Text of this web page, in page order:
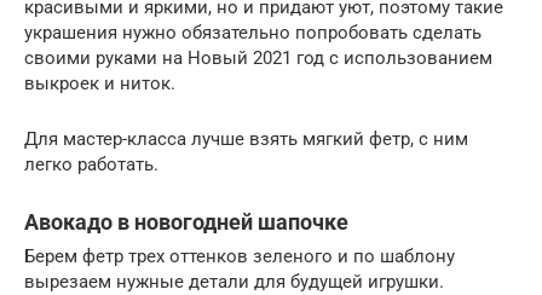
красивыми и яркими, но и придают уют, поэтому такие
украшения нужно обязательно попробовать сделать
своими руками на Новый 2021 год с использованием
выкроек и ниток.
Для мастер-класса лучше взять мягкий фетр, с ним
легко работать.
Авокадо в новогодней шапочке
Берем фетр трех оттенков зеленого и по шаблону
вырезаем нужные детали для будущей игрушки.